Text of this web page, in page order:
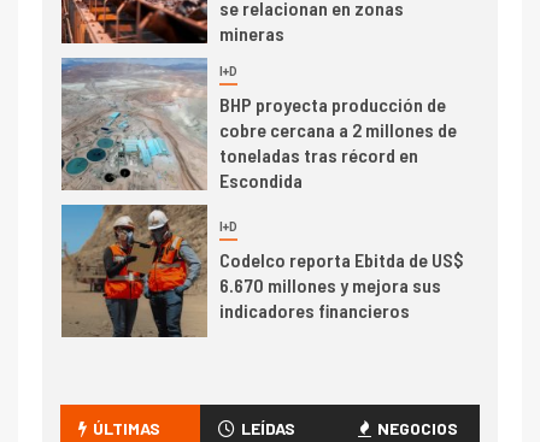
Codelco reporta Ebitda de US$
6.670 millones y mejora sus
indicadores financieros
1 I+D
Codelco Ventanas prueba
camión 100% eléctrico para
de San Antonio
2
3 I+D
ÚLTIMAS LEÍDAS NEGOCIOS